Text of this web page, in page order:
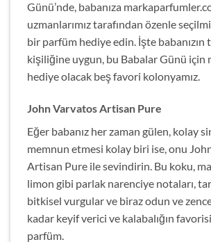
Günü’nde, babanıza
uzmanlarımız tarafından özenle
bir parfüm hediye edin. İşte babanızın
kişiliğine uygun, bu Babalar Günü için
hediye olacak beş favori kolonyamız.
John Varvatos Artisan Pure
Eğer babanız her zaman gülen, kolay
memnun etmesi kolay biri ise, onu
Artisan Pure ile sevindirin. Bu koku,
limon gibi parlak narenciye notaları,
bitkisel vurgular ve biraz odun ve
kadar keyif verici ve kalabalığın
parfüm.